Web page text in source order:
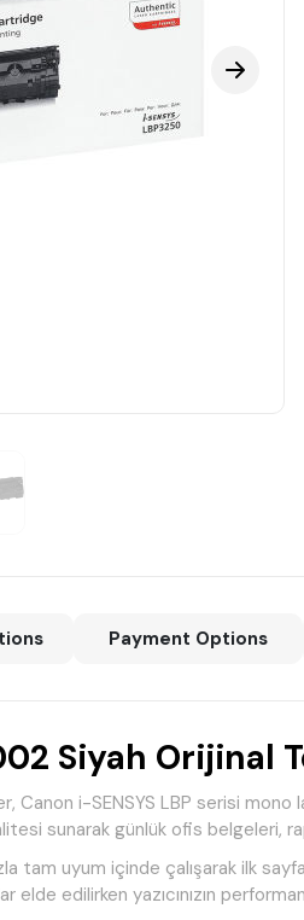
Payment Options
Siyah Orijinal
Canon i-SENSYS LBP serisi
sunarak günlük ofis belgeleri,
tam uyum içinde çalışarak ilk
edilirken yazıcınızın